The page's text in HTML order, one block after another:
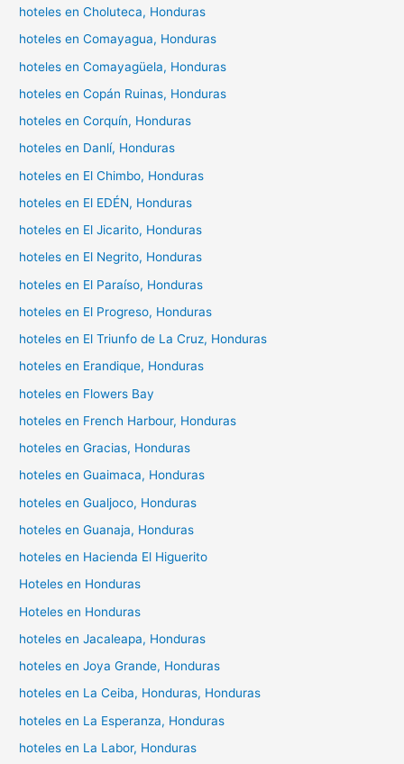
hoteles en Choluteca, Honduras
hoteles en Comayagua, Honduras
hoteles en Comayagüela, Honduras
hoteles en Copán Ruinas, Honduras
hoteles en Corquín, Honduras
hoteles en Danlí, Honduras
hoteles en El Chimbo, Honduras
hoteles en El EDÉN, Honduras
hoteles en El Jicarito, Honduras
hoteles en El Negrito, Honduras
hoteles en El Paraíso, Honduras
hoteles en El Progreso, Honduras
hoteles en El Triunfo de La Cruz, Honduras
hoteles en Erandique, Honduras
hoteles en Flowers Bay
hoteles en French Harbour, Honduras
hoteles en Gracias, Honduras
hoteles en Guaimaca, Honduras
hoteles en Gualjoco, Honduras
hoteles en Guanaja, Honduras
hoteles en Hacienda El Higuerito
Hoteles en Honduras
Hoteles en Honduras
hoteles en Jacaleapa, Honduras
hoteles en Joya Grande, Honduras
hoteles en La Ceiba, Honduras, Honduras
hoteles en La Esperanza, Honduras
hoteles en La Labor, Honduras